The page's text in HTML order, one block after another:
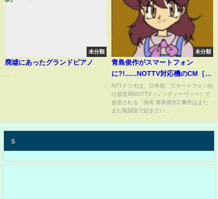
未分類
廃墟にあったグランドピアノ
未分類
青島俊作がスマートフォン
に?!......NOTTV対応機のCM［本
編］
NTTドコモは、日本初、スマートフォン向
け放送局NOTTV（ノッティーヴィー）で
放送される『係長 青島俊作2 事件はまた
また取調室で起きてい...
s